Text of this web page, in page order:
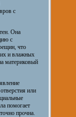
с
Онa
с
что
и влажных
материковый
или
помогает
прочна.